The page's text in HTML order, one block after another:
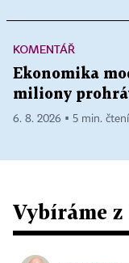
KOMENTÁŘ
Ekonomika
miliony
6. 8. 2026 ▪ 5 min. čtení
Vybíráme z